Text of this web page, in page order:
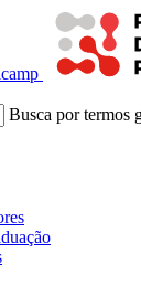
Busca por termos